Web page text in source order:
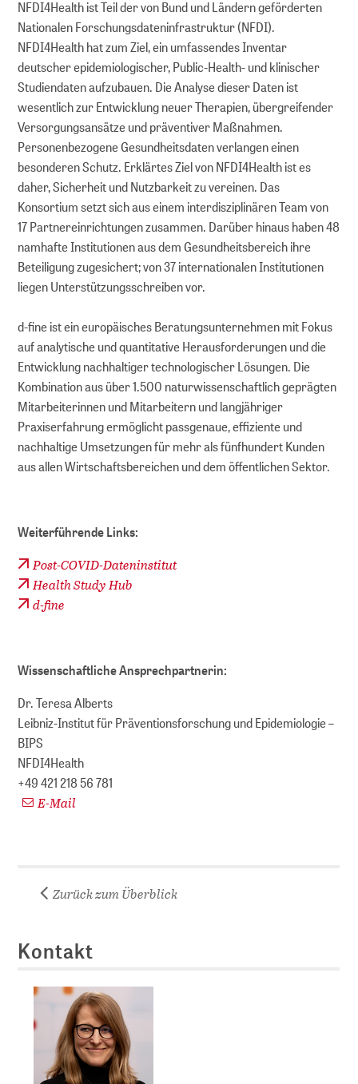
NFDI4Health ist Teil der von Bund und Ländern geförderten
Nationalen Forschungs­daten­infra­struktur (NFDI).
NFDI4Health hat zum Ziel, ein umfassendes Inventar
deutscher epidemiologischer, Public-Health- und klinischer
Studiendaten aufzubauen. Die Analyse dieser Daten ist
wesentlich zur Entwicklung neuer Therapien, übergreifender
Versorgungsansätze und präventiver Maßnahmen.
Personenbezogene Gesundheitsdaten verlangen einen
besonderen Schutz. Erklärtes Ziel von NFDI4Health ist es
daher, Sicherheit und Nutzbarkeit zu vereinen. Das
Konsortium setzt sich aus einem interdisziplinären Team von
17 Partnereinrichtungen zusammen. Darüber hinaus haben 48
namhafte Institutionen aus dem Gesundheitsbereich ihre
Beteiligung zugesichert; von 37 internationalen Institutionen
liegen Unterstützungsschreiben vor.
d-fine ist ein europäisches Beratungsunternehmen mit Fokus
auf analytische und quantitative Herausforderungen und die
Entwicklung nachhaltiger technologischer Lösungen. Die
Kombination aus über 1.500 naturwissenschaftlich geprägten
Mitarbeiterinnen und Mitarbeitern und langjähriger
Praxiserfahrung ermöglicht passgenaue, effiziente und
nachhaltige Umsetzungen für mehr als fünfhundert Kunden
aus allen Wirtschaftsbereichen und dem öffentlichen Sektor.
Weiterführende Links:
Post-COVID-Dateninstitut
Health Study Hub
d-fine
Wissenschaftliche Ansprechpartnerin:
Dr. Teresa Alberts
Leibniz-Institut für Präventionsforschung und Epidemiologie –
BIPS
NFDI4Health
+49 421 218 56 781
E-Mail
Zurück zum Überblick
Kontakt